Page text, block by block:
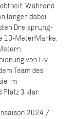
Während
länger dabei
Dreisprung-
10-MeterMarke;
von Liv
Team des
im
3 klar.
2024 /